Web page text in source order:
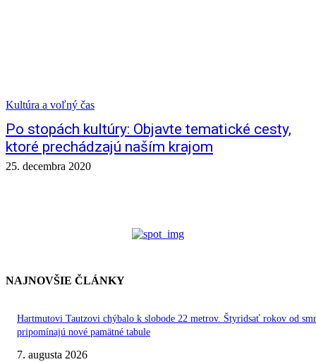
Kultúra a voľný čas
Po stopách kultúry: Objavte tematické cesty,
ktoré prechádzajú naším krajom
25. decembra 2020
NAJNOVŠIE ČLÁNKY
Hartmutovi Tautzovi chýbalo k slobode 22 metrov. Štyridsať rokov od
pripomínajú nové pamätné tabule
7. augusta 2026